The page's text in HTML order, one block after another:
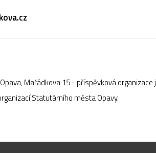
Mařádkova 15 - příspěvková
Statutárního města Opavy.